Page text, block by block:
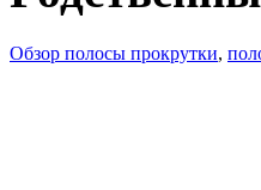
Обзор полосы прокрутки,